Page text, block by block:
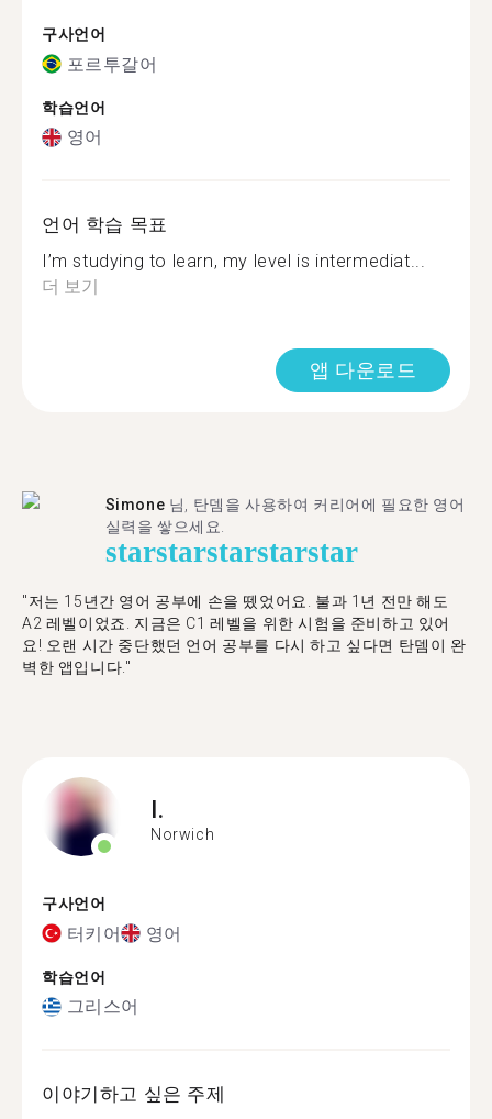
구사언어
포르투갈어
학습언어
영어
언어 학습 목표
I’m studying to learn, my level is intermediat...
더 보기
앱 다운로드
Simone 님, 탄뎀을 사용하여 커리어에 필요한 영어
실력을 쌓으세요.
starstarstarstarstar
"저는 15년간 영어 공부에 손을 뗐었어요. 불과 1년 전만 해도
A2 레벨이었죠. 지금은 C1 레벨을 위한 시험을 준비하고 있어
요! 오랜 시간 중단했던 언어 공부를 다시 하고 싶다면 탄뎀이 완
벽한 앱입니다."
I.
Norwich
구사언어
터키어 영어
학습언어
그리스어
이야기하고 싶은 주제